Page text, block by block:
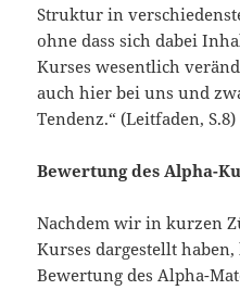
Struktur in
ohne dass sich dabei
Kurses wesentlich
auch hier bei uns und
Tendenz.“ (Leitfaden, S.8)
Bewertung des Alpha-
Nachdem wir in kurzen
Kurses dargestellt
Bewertung des Alpha-